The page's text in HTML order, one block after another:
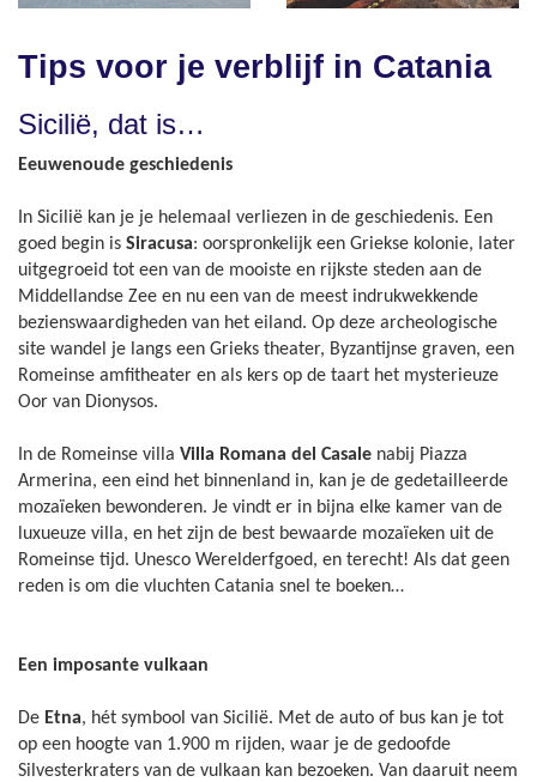
Tips voor je verblijf in Catania
Sicilië, dat is…
Eeuwenoude geschiedenis
In Sicilië kan je je helemaal verliezen in de geschiedenis. Een
goed begin is Siracusa: oorspronkelijk een Griekse kolonie, later
uitgegroeid tot een van de mooiste en rijkste steden aan de
Middellandse Zee en nu een van de meest indrukwekkende
bezienswaardigheden van het eiland. Op deze archeologische
site wandel je langs een Grieks theater, Byzantijnse graven, een
Romeinse amfitheater en als kers op de taart het mysterieuze
Oor van Dionysos.
In de Romeinse villa Villa Romana del Casale nabij Piazza
Armerina, een eind het binnenland in, kan je de gedetailleerde
mozaïeken bewonderen. Je vindt er in bijna elke kamer van de
luxueuze villa, en het zijn de best bewaarde mozaïeken uit de
Romeinse tijd. Unesco Werelderfgoed, en terecht! Als dat geen
reden is om die vluchten Catania snel te boeken…
Een imposante vulkaan
De Etna, hét symbool van Sicilië. Met de auto of bus kan je tot
op een hoogte van 1.900 m rijden, waar je de gedoofde
Silvesterkraters van de vulkaan kan bezoeken. Van daaruit neem